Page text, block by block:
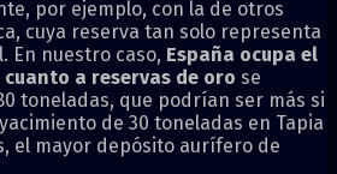
por ejemplo, con la de otros
cuya reserva tan solo representa
En nuestro caso, España ocupa el
a reservas de oro se
toneladas, que podrían ser más si
de 30 toneladas en Tapia
el mayor depósito aurífero de